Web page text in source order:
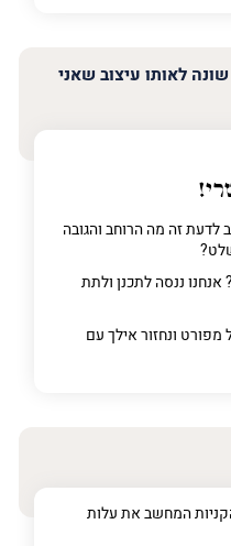
לאותו עיצוב שאני
זה מה הרוחב והגובה
ננסה לתכנן ולתת
מפורט ונחזור אילך עם
המחשב את עלות